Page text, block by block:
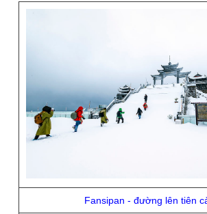
Fansipan - đường lên tiên